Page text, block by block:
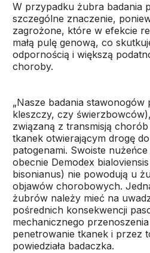
W przypadku żubra badania
szczególne znaczenie,
zagrożone, które w efekcie
małą pulę genową, co
odpornością i większą
choroby.
„Nasze badania
kleszczy, czy
związaną z transmisją
tkanek otwierającym drogę
patogenami. Swoiste
obecnie Demodex
bisonianus) nie powodują u
objawów chorobowych.
żubrów należy mieć na
pośrednich konsekwencji
mechanicznego
penetrowanie tkanek i przez
powiedziała badaczka.